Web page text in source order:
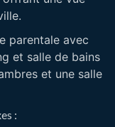
parentale avec
et salle de bains
et une salle
: